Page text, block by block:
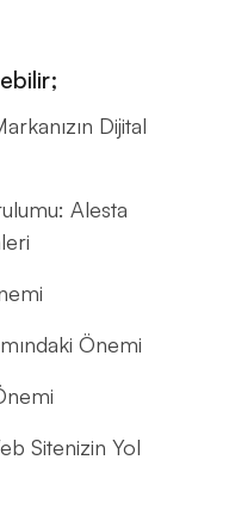
Dijital
Alesta
Önemi
Sitenizin Yol